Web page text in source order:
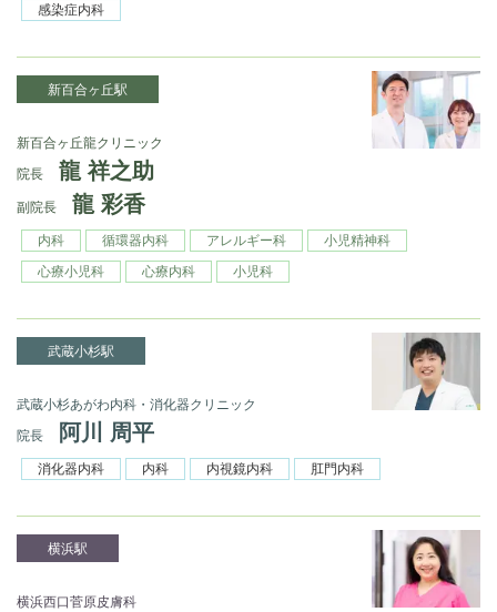
感染症内科
新百合ヶ丘駅
新百合ヶ丘龍クリニック
院長
龍 祥之助
副院長 龍 彩香
内科 循環器内科 アレルギー科
小児精神科
心療小児科
心療内科 小児科
武蔵小杉駅
武蔵小杉あがわ内科・消化器クリニック
院長
阿川 周平
消化器内科 内科 内視鏡内科 肛門内科
横浜駅
横浜西口菅原皮膚科